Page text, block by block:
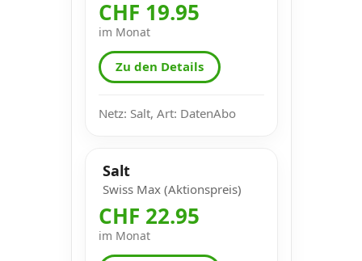
CHF 19.95
im Monat
Zu den Details
Netz: Salt, Art: DatenAbo
Salt
Swiss Max (Aktionspreis)
CHF 22.95
im Monat